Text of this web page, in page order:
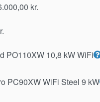
kr.
PO110XW 10,8 kW WiFi
PC90XW WiFi Steel 9 kW